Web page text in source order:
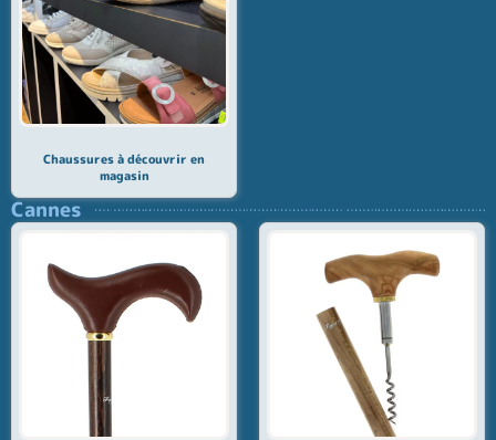
Chaussures à découvrir en
magasin
Cannes